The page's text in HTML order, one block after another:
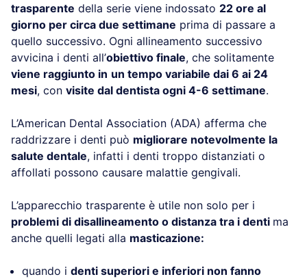
trasparente della serie viene indossato 22 ore al
giorno per circa due settimane prima di passare a
quello successivo. Ogni allineamento successivo
avvicina i denti all’obiettivo finale, che solitamente
viene raggiunto in un tempo variabile dai 6 ai 24
mesi, con visite dal dentista ogni 4-6 settimane.
L’American Dental Association (ADA) afferma che
raddrizzare i denti può migliorare notevolmente la
salute dentale, infatti i denti troppo distanziati o
affollati possono causare malattie gengivali.
L’apparecchio trasparente è utile non solo per i
problemi di disallineamento o distanza tra i denti ma
anche quelli legati alla masticazione:
quando i denti superiori e inferiori non fanno